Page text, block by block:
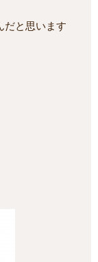
だと思います